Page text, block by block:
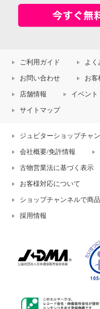
ご利用ガイド よく
お問い合わせ お客
店舗情報 イベント
サイトマップ
ジュピターショップチャ
会社概要/免許情報
古物営業法に基づく表示
お客様対応について
ショップチャンネルで商
採用情報